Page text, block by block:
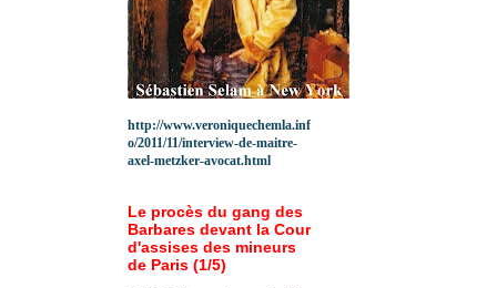
http://www.veroniquechemla.inf
o/2011/11/interview-de-maitre-
axel-metzker-avocat.html
Le procès du gang des
Barbares devant la Cour
d'assises des mineurs
de Paris (1/5)